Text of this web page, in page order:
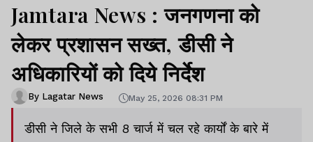
Jamtara News : जनगणना को
लेकर प्रशासन सख्त, डीसी ने
अधिकारियों को दिये निर्देश
By Lagatar News May 25, 2026 08:31 PM
डीसी ने जिले के सभी 8 चार्ज में चल रहे कार्यों के बारे में